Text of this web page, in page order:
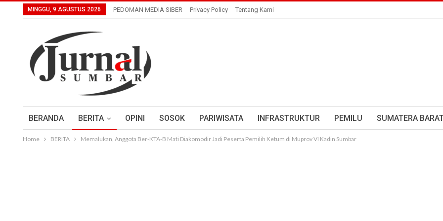
MINGGU, 9 AGUSTUS 2026 PEDOMAN MEDIA SIBER Privacy Policy Tentang Kami
BERANDA BERITA OPINI SOSOK PARIWISATA INFRASTRUKTUR PEMILU SUMATERA
Home BERITA Memalukan, Anggota Ber-KTA-B Mati Diakomodir Jadi Peserta Pemilih Ketum di Muprov VI Kadin Sumbar